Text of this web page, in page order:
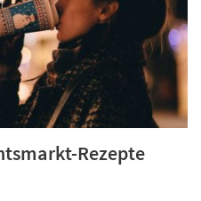
Rezepte